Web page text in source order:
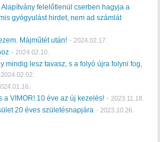
felelőtlenül cserben hagyja a
gyógyulást hirdet, nem ad számlát
Májműtét után! - 2024.02.17.
- 2024.02.10.
mindig lesz tavasz, s a folyó újra folyni fog,
2024.02.02.
a VIMOR! 10 éve az új kezelés! - 2023.11.18.
20 éves születésnapjára - 2023.10.26.